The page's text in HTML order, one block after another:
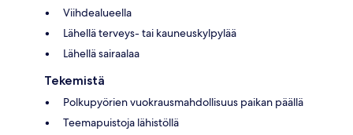
Viihdealueella
Lähellä terveys- tai kauneuskylpylää
Lähellä sairaalaa
Tekemistä
Polkupyörien vuokrausmahdollisuus paikan päällä
Teemapuistoja lähistöllä